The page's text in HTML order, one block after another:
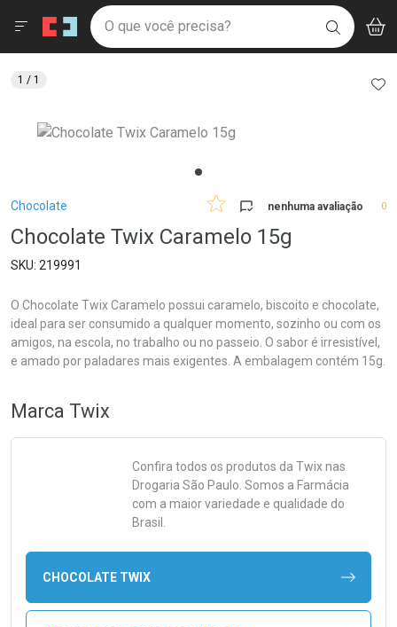
Drogaria São Paulo
Ir direto para a home
pela página
Ir direto para o conteúdo
Ir direto para a busca
Ir direto para a conta
Ir direto para a notificações
Ir direto para o carrinho
Faça a sua busca
O que você precisa? BUSCAR
Menu
Breadcrumb
Chocolate nenhuma avaliação 0
Chocolate Twix Caramelo 15g
219991
O Chocolate Twix Caramelo possui caramelo, biscoito e chocolate,
ideal para ser consumido a qualquer momento, sozinho ou com os
amigos, na escola, no trabalho ou no passeio. O sabor é irresistível,
e amado por paladares mais exigentes. A embalagem contém 15g.
1 / 1
Marca Twix
Confira todos os produtos da Twixnas
Drogaria São Paulo. Somos a Farmácia
com a maior variedade e qualidade do
Brasil.
CHOCOLATE TWIX